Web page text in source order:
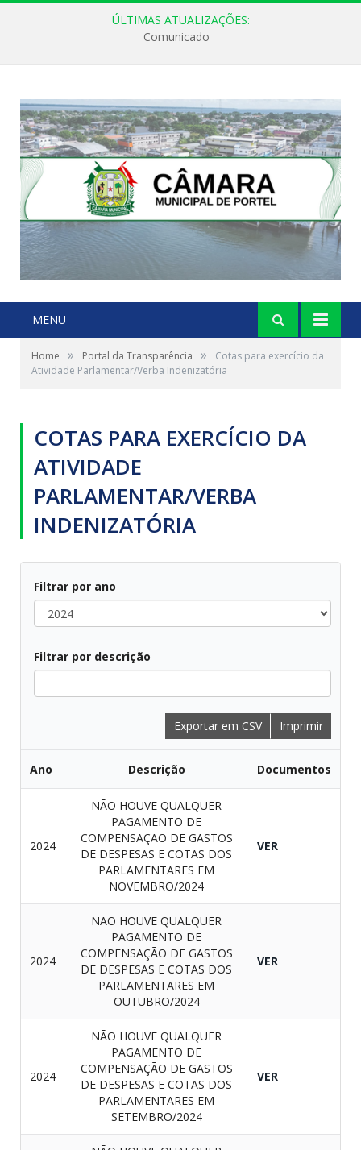
ÚLTIMAS ATUALIZAÇÕES:
Comunicado
MENU
Home » Portal da Transparência »
Cotas para exercício da
Atividade Parlamentar/Verba Indenizatória
COTAS PARA EXERCÍCIO DA
ATIVIDADE
PARLAMENTAR/VERBA
INDENIZATÓRIA
Filtrar por ano
Filtrar por descrição
Exportar em CSV Imprimir
Ano Descrição Documentos
2024
NÃO HOUVE QUALQUER
PAGAMENTO DE
COMPENSAÇÃO DE GASTOS
DE DESPESAS E COTAS DOS
PARLAMENTARES EM
NOVEMBRO/2024
VER
2024
NÃO HOUVE QUALQUER
PAGAMENTO DE
COMPENSAÇÃO DE GASTOS
DE DESPESAS E COTAS DOS
PARLAMENTARES EM
OUTUBRO/2024
VER
2024
NÃO HOUVE QUALQUER
PAGAMENTO DE
COMPENSAÇÃO DE GASTOS
DE DESPESAS E COTAS DOS
PARLAMENTARES EM
SETEMBRO/2024
VER